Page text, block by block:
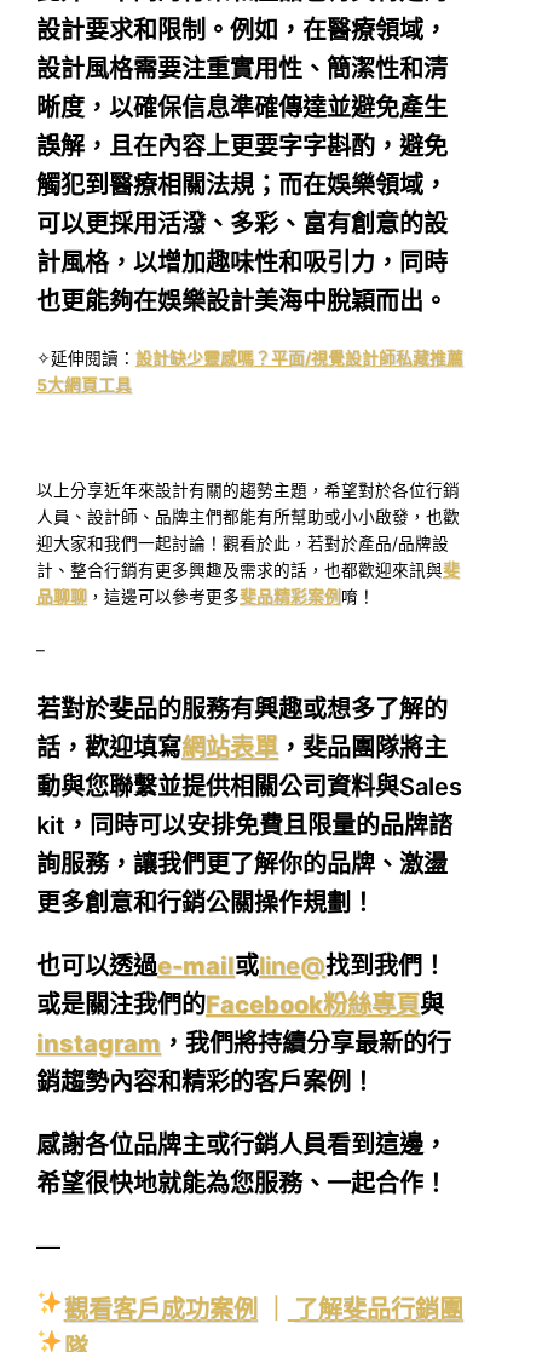
設計要求和限制。例如，在醫療領域，
設計風格需要注重實用性、簡潔性和清
晰度，以確保信息準確傳達並避免產生
誤解，且在內容上更要字字斟酌，避免
觸犯到醫療相關法規；而在娛樂領域，
可以更採用活潑、多彩、富有創意的設
計風格，以增加趣味性和吸引力，同時
也更能夠在娛樂設計美海中脫穎而出。
✧延伸閱讀： 設計缺少靈感嗎？平面/視覺設計師私藏推薦
5大網頁工具
以上分享近年來設計有關的趨勢主題，希望對於各位行銷
人員、設計師、品牌主們都能有所幫助或小小啟發，也歡
迎大家和我們一起討論！觀看於此，若對於產品/品牌設
計、整合行銷有更多興趣及需求的話，也都歡迎來訊與斐
品聊聊 ，這邊可以參考更多斐品精彩案例 唷！
–
若對於斐品的服務有興趣或想多了解的
話，歡迎填寫網站表單 ，斐品團隊將主
動與您聯繫並提供相關公司資料與Sales
kit，同時可以安排免費且限量的品牌諮
詢服務，讓我們更了解你的品牌、激盪
更多創意和行銷公關操作規劃！
也可以透過e-mail或line@找到我們！
或是關注我們的Facebook粉絲專頁與
instagram ，我們將持續分享最新的行
銷趨勢內容和精彩的客戶案例！
感謝各位品牌主或行銷人員看到這邊，
希望很快地就能為您服務、一起合作！
—
觀看客戶成功案例
了解斐品行銷團